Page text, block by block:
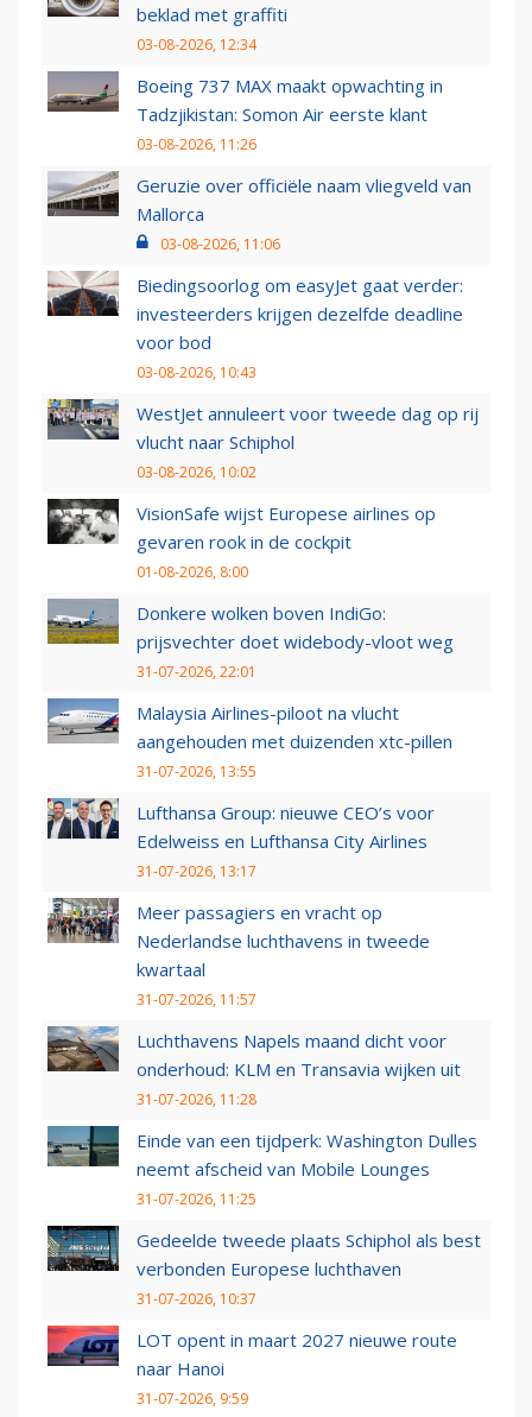
beklad met graffiti
03-08-2026, 12:34
Boeing 737 MAX maakt opwachting in
Tadzjikistan: Somon Air eerste klant
03-08-2026, 11:26
Geruzie over officiële naam vliegveld van
Mallorca
03-08-2026, 11:06
Biedingsoorlog om easyJet gaat verder:
investeerders krijgen dezelfde deadline
voor bod
03-08-2026, 10:43
WestJet annuleert voor tweede dag op rij
vlucht naar Schiphol
03-08-2026, 10:02
VisionSafe wijst Europese airlines op
gevaren rook in de cockpit
01-08-2026, 8:00
Donkere wolken boven IndiGo:
prijsvechter doet widebody-vloot weg
31-07-2026, 22:01
Malaysia Airlines-piloot na vlucht
aangehouden met duizenden xtc-pillen
31-07-2026, 13:55
Lufthansa Group: nieuwe CEO’s voor
Edelweiss en Lufthansa City Airlines
31-07-2026, 13:17
Meer passagiers en vracht op
Nederlandse luchthavens in tweede
kwartaal
31-07-2026, 11:57
Luchthavens Napels maand dicht voor
onderhoud: KLM en Transavia wijken uit
31-07-2026, 11:28
Einde van een tijdperk: Washington Dulles
neemt afscheid van Mobile Lounges
31-07-2026, 11:25
Gedeelde tweede plaats Schiphol als best
verbonden Europese luchthaven
31-07-2026, 10:37
LOT opent in maart 2027 nieuwe route
naar Hanoi
31-07-2026, 9:59